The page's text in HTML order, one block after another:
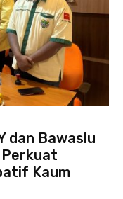
dan Bawaslu
Perkuat
Kaum